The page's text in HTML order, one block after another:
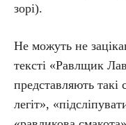
зорі).
Не можуть не
тексті «Равлщик
представляють
легіт»,